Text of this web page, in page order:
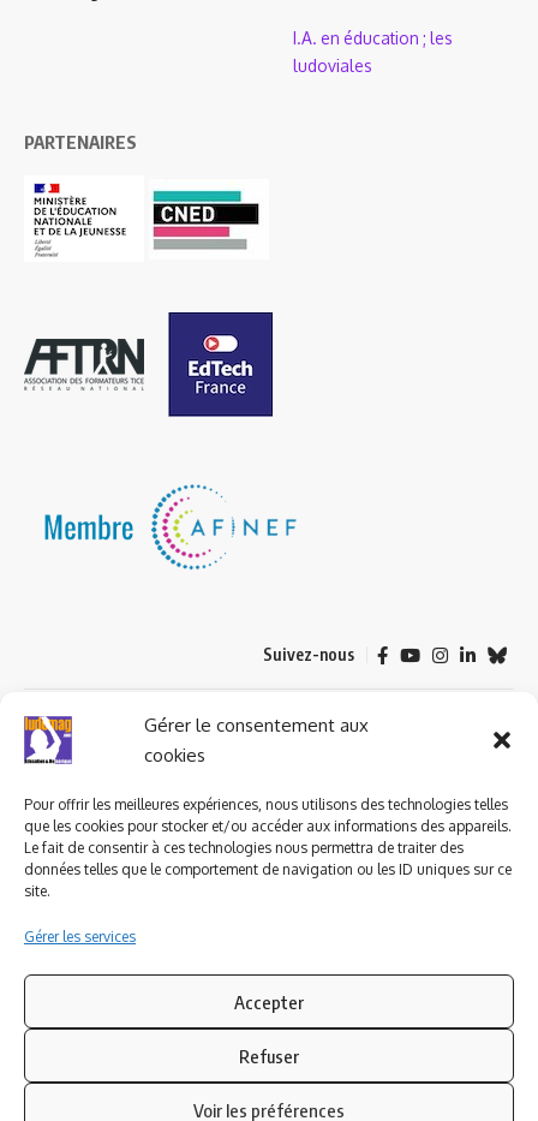
Gérer le consentement aux
cookies
Pour offrir les meilleures expériences, nous utilisons des technologies telles
que les cookies pour stocker et/ou accéder aux informations des appareils.
Le fait de consentir à ces technologies nous permettra de traiter des
données telles que le comportement de navigation ou les ID uniques sur ce
site.
Gérer les services
Accepter
Refuser
Voir les préférences
I.A. en éducation ; les
ludoviales
PARTENAIRES
Suivez-nous
© 2023 ludomag.com édité et géré par WOOMEET SAS, powered by